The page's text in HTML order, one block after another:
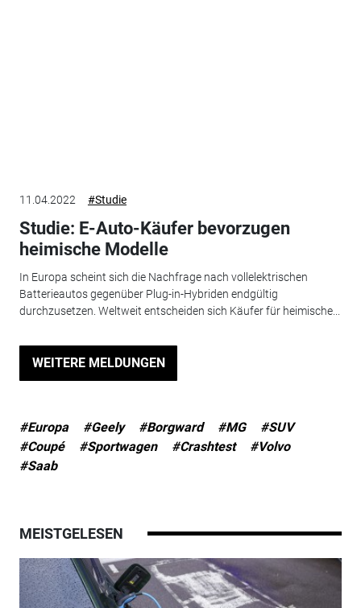
11.04.2022 #Studie
Studie: E-Auto-Käufer bevorzugen
heimische Modelle
In Europa scheint sich die Nachfrage nach vollelektrischen
Batterieautos gegenüber Plug-in-Hybriden endgültig
durchzusetzen. Weltweit entscheiden sich Käufer für heimische...
WEITERE MELDUNGEN
#Europa #Geely #Borgward #MG
#SUV
#Coupé
#Sportwagen #Crashtest
#Volvo
#Saab
MEISTGELESEN